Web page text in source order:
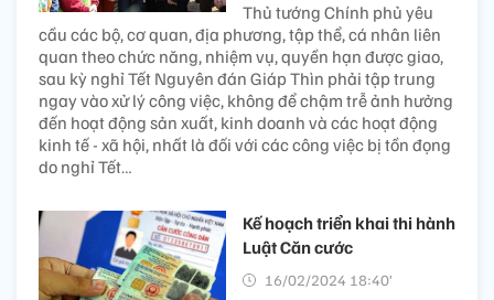
Thủ tướng Chính phủ yêu
cầu các bộ, cơ quan, địa phương, tập thể, cá nhân liên
quan theo chức năng, nhiệm vụ, quyền hạn được giao,
sau kỳ nghỉ Tết Nguyên đán Giáp Thìn phải tập trung
ngay vào xử lý công việc, không để chậm trễ ảnh hưởng
đến hoạt động sản xuất, kinh doanh và các hoạt động
kinh tế - xã hội, nhất là đối với các công việc bị tồn đọng
do nghỉ Tết…
Kế hoạch triển khai thi hành
Luật Căn cước
16/02/2024 18:40’